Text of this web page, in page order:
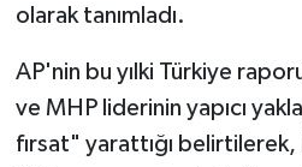
olarak tanımladı.
AP'nin bu yılki Türkiye
ve MHP liderinin yapıcı
fırsat" yarattığı
SİYASET
SPOR
TARİH